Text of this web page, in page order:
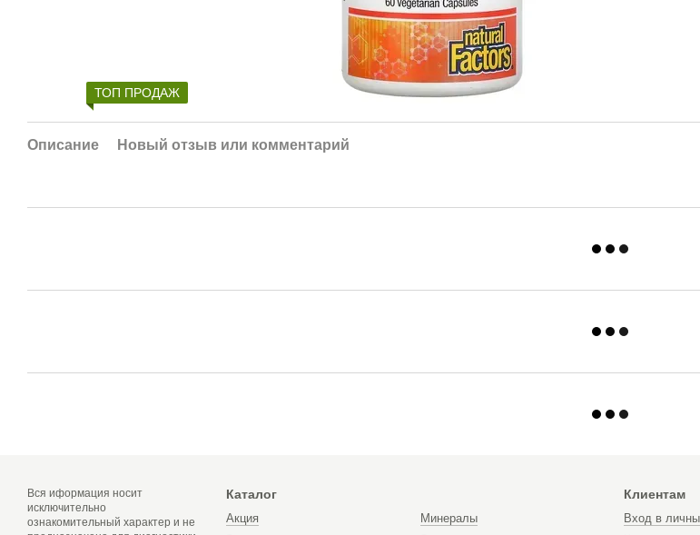
ТОП ПРОДАЖ
Описание Новый отзыв или комментарий
Вся иформация носит
исключительно
ознакомительный характер и не
Каталог
Акция
Минералы
Клиентам
Вход в